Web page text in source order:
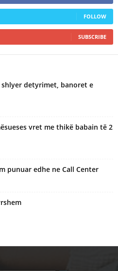
FOLLOW
SUBSCRIBE
detyrimet, banoret e
vret me thikë babain të 2
punuar edhe ne Call Center